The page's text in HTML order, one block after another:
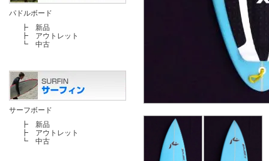
パドルボード
┣ 新品
┣ アウトレット
┗ 中古
サーフボード
┣ 新品
┣ アウトレット
┗ 中古